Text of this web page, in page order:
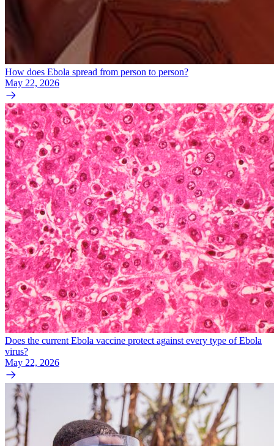
How does Ebola spread from person to person?
May 22, 2026
Does the current Ebola vaccine protect against every type of Ebola
virus?
May 22, 2026